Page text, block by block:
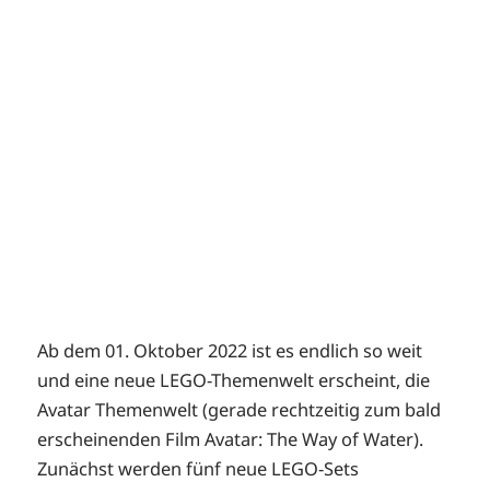
Ab dem 01. Oktober 2022 ist es endlich so weit
und eine neue LEGO-Themenwelt erscheint, die
Avatar Themenwelt (gerade rechtzeitig zum bald
erscheinenden Film Avatar: The Way of Water).
Zunächst werden fünf neue LEGO-Sets